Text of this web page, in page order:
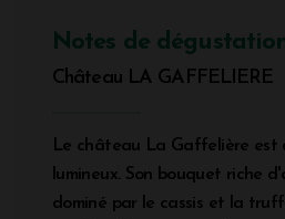
Notes de
Château LA GAFFELIERE
Le château La Gaffelière est
lumineux. Son bouquet riche
dominé par le cassis et la